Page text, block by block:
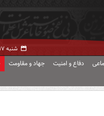
شنبه ۱۷ مرداد ۱۴۰۵ -
دفاع و امنیت جهاد و مقاومت